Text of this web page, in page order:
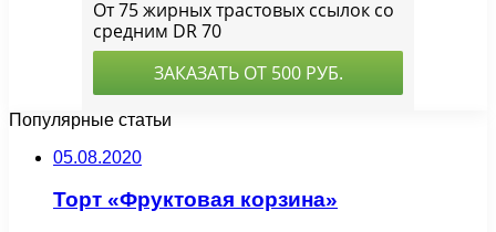
Популярные статьи
05.08.2020
Торт «Фруктовая корзина»